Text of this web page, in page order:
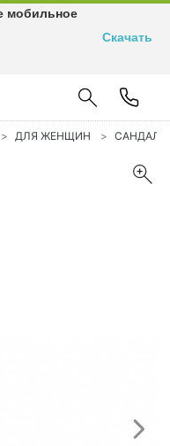
ДЛЯ ЖЕНЩИН
мобильное
Скачать